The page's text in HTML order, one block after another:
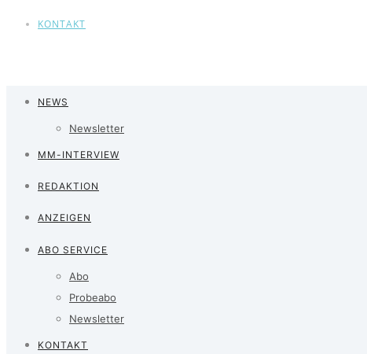
KONTAKT
NEWS
Newsletter
MM-INTERVIEW
REDAKTION
ANZEIGEN
ABO SERVICE
Abo
Probeabo
Newsletter
KONTAKT